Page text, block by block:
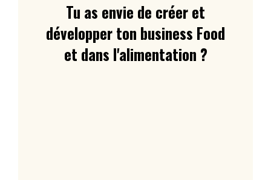
Tu as envie de créer et
développer ton business Food
et dans l'alimentation ?